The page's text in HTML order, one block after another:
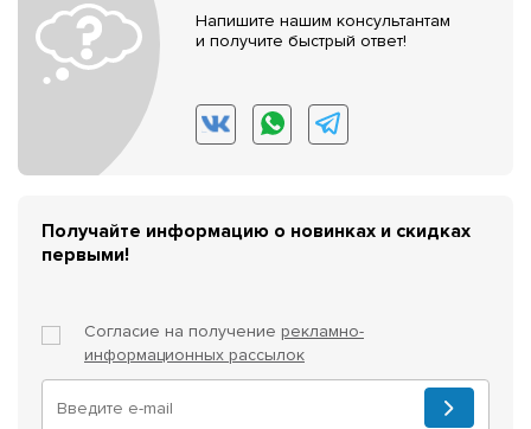
Напишите нашим консультантам
и получите быстрый ответ!
Получайте информацию о новинках и скидках
первыми!
Согласие на получение рекламно-
информационных рассылок